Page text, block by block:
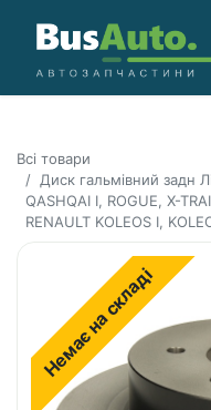
Всі товари
Диск гальмівний задн
QASHQAI I, ROGUE, X-
RENAULT KOLEOS I,
Немає на складі